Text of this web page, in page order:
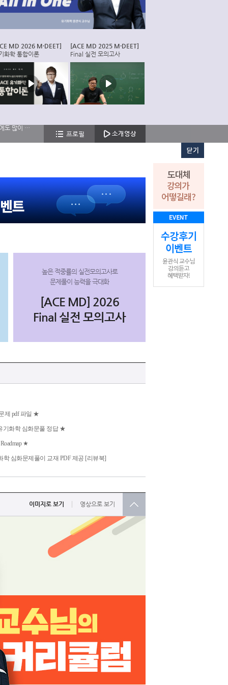
MD 2026 M·DEET]
화학 통합이론
[ACE MD 2025 M·DEET]
Final 실전 모의고사
높은 적중률의 실전모의고사로
문제풀이 능력을 극대화
[ACE MD] 2026
Final 실전 모의고사
제 pdf 파일 ★
기화학 심화문풀 정답 ★
★
학 심화문제풀이 교재 PDF 제공 [리뷰북]
이미지로 보기 영상으로 보기